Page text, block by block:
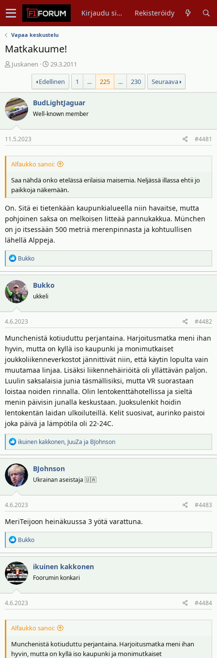
Kirjaudu sisään Rekisteröidy
Vapaa keskustelu
Matkakuume!
V
s
t
i
k
e
t
u
a
l
o
i
t
t
a
a
Juskanen
A
l
o
i
t
u
p
v
m
ä
ä
r
ä
29.3.2011
Edellinen
1 ... 225 ... 230 Seuraava
BudLightJaguar
Well-known member
11.5.2023 #4481
Alfaukko sanoi:
Saa nähdä onko etelässä erilaisia maisemia. Neljässä illassa ehtii jo
paikkoja näkemään.
On. Sitä ei tietenkään kaupunkialueella niin havaitse, mutta
pohjoinen saksa on melkoisen litteää pannukakkua. München
on jo itsessään 500 metriä merenpinnasta ja kohtuullisen
lähellä Alppeja.
R
e
a
k
t
i
o
t
Bukko
Bukko
ukkeli
4.6.2023 #4482
Munchenistä kotiuduttu perjantaina. Harjoitusmatka meni ihan
hyvin, mutta on kyllä iso kaupunki ja monimutkaiset
joukkoliikenneverkostot jännittivät niin, että käytin lopulta vain
muutamaa linjaa. Lisäksi liikennehäiriöitä oli yllättävän paljon.
Luulin saksalaisia junia täsmällisiksi, mutta VR suorastaan
loistaa noiden rinnalla. Olin lentokenttähotellissa ja sieltä
menin päivisin junalla keskustaan. Juoksulenkit hoidin
lentokentän laidan ulkoiluteillä. Kelit suosivat, aurinko paistoi
joka päivä ja lämpötila oli 22-24C.
R
e
a
k
t
i
o
t
ikuinen kakkonen, JuuZa ja BJohnson
BJohnson
Ukrainan aseistaja 🇺🇦
4.6.2023 #4483
MeriTeijoon heinäkuussa 3 yötä varattuna.
R
e
a
k
t
i
o
t
Bukko
ikuinen kakkonen
Foorumin konkari
4.6.2023 #4484
Alfaukko sanoi:
Munchenistä kotiuduttu perjantaina. Harjoitusmatka meni ihan
hyvin, mutta on kyllä iso kaupunki ja monimutkaiset